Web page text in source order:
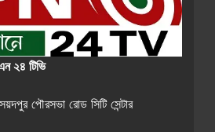
২৪ টিভি
পৌরসভা রোড সিটি সেন্টার